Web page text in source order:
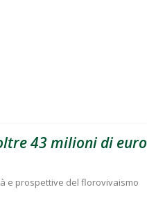
43 milioni di euro
e prospettive del florovivaismo